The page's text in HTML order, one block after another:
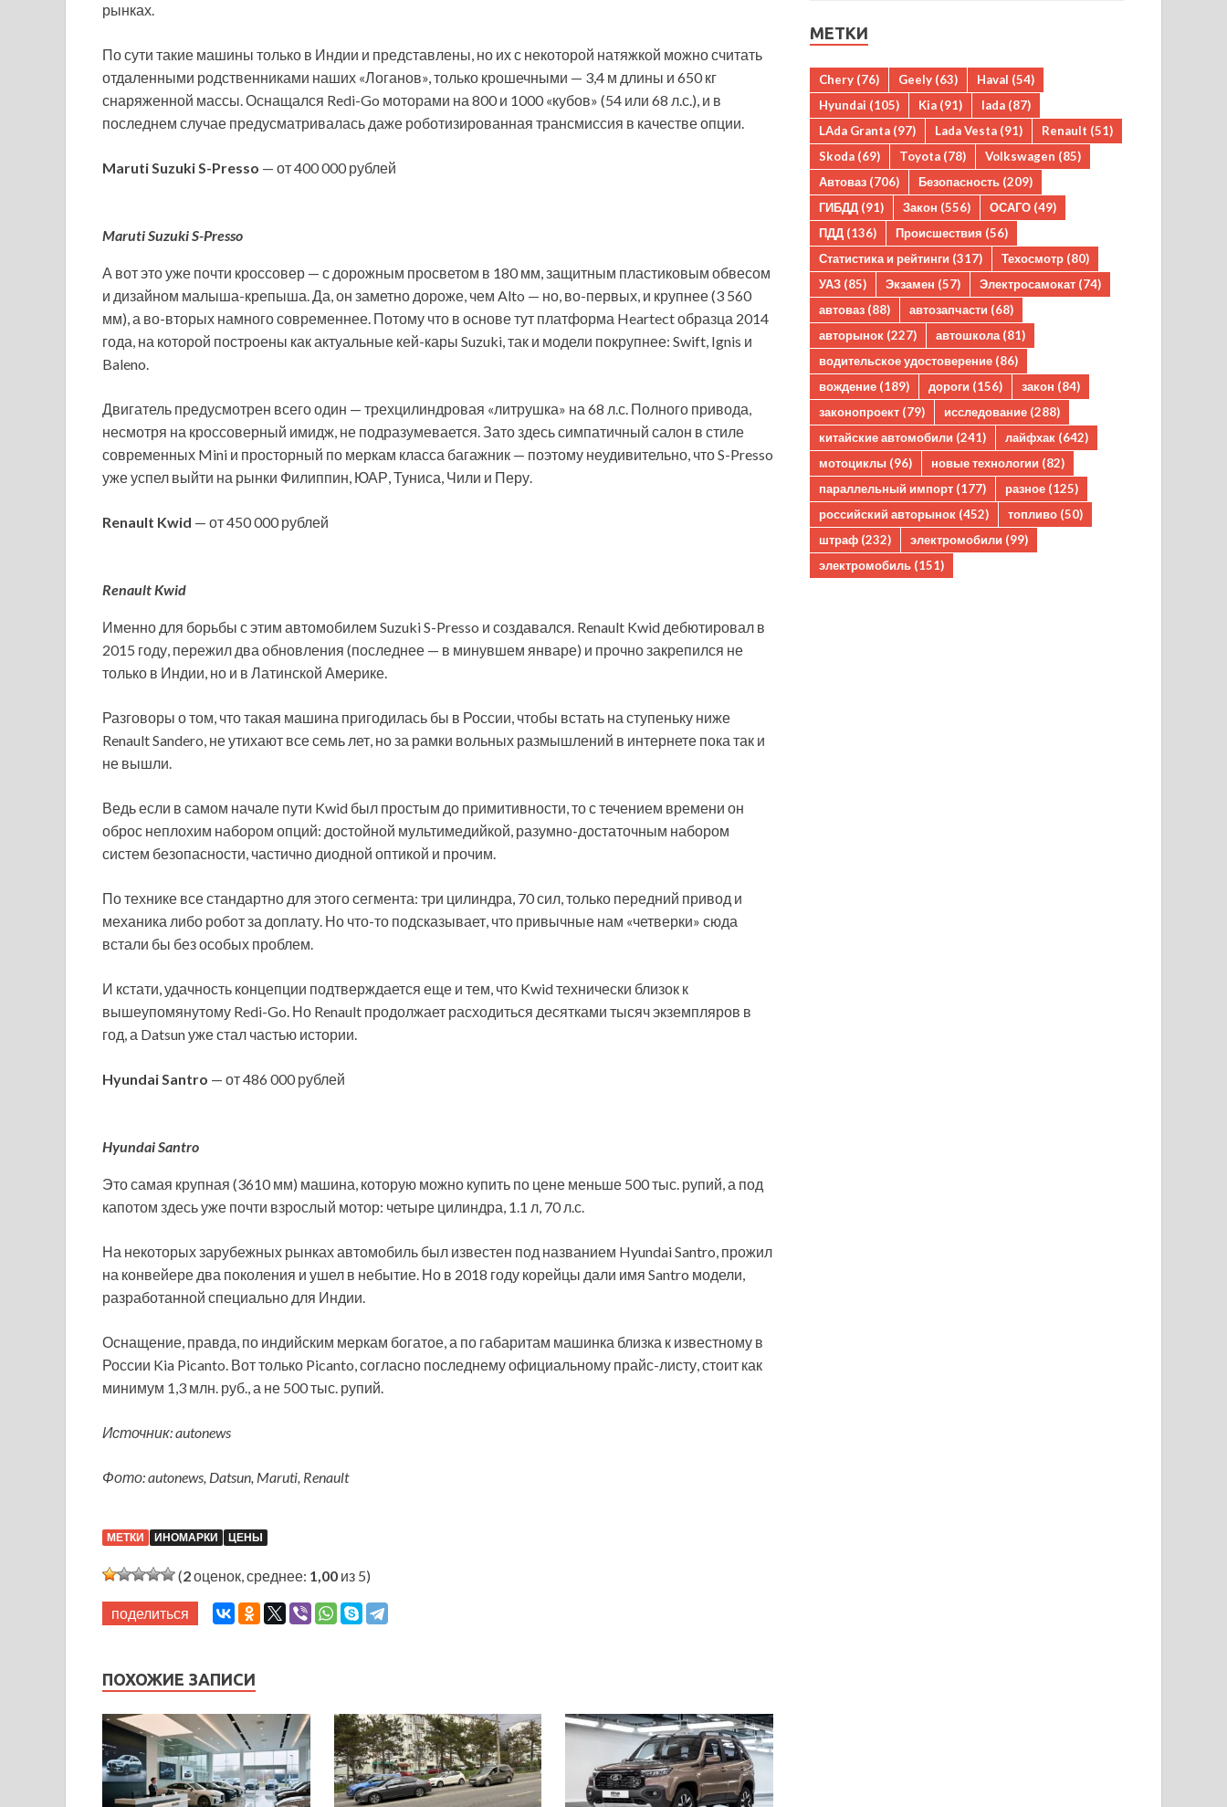
рынках.
По сути такие машины только в Индии и представлены, но их с некоторой натяжкой можно считать
отдаленными родственниками наших «Логанов», только крошечными — 3,4 м длины и 650 кг
снаряженной массы. Оснащался Redi-Go моторами на 800 и 1000 «кубов» (54 или 68 л.с.), и в
последнем случае предусматривалась даже роботизированная трансмиссия в качестве опции.
Maruti Suzuki S-Presso — от 400 000 рублей
Maruti Suzuki S-Presso
А вот это уже почти кроссовер — с дорожным просветом в 180 мм, защитным пластиковым обвесом
и дизайном малыша-крепыша. Да, он заметно дороже, чем Alto — но, во-первых, и крупнее (3 560
мм), а во-вторых намного современнее. Потому что в основе тут платформа Heartect образца 2014
года, на которой построены как актуальные кей-кары Suzuki, так и модели покрупнее: Swift, Ignis и
Baleno.
Двигатель предусмотрен всего один — трехцилиндровая «литрушка» на 68 л.с. Полного привода,
несмотря на кроссоверный имидж, не подразумевается. Зато здесь симпатичный салон в стиле
современных Mini и просторный по меркам класса багажник — поэтому неудивительно, что S-Presso
уже успел выйти на рынки Филиппин, ЮАР, Туниса, Чили и Перу.
Renault Kwid — от 450 000 рублей
Renault Kwid
Именно для борьбы с этим автомобилем Suzuki S-Presso и создавался. Renault Kwid дебютировал в
2015 году, пережил два обновления (последнее — в минувшем январе) и прочно закрепился не
только в Индии, но и в Латинской Америке.
Разговоры о том, что такая машина пригодилась бы в России, чтобы встать на ступеньку ниже
Renault Sandero, не утихают все семь лет, но за рамки вольных размышлений в интернете пока так и
не вышли.
Ведь если в самом начале пути Kwid был простым до примитивности, то с течением времени он
оброс неплохим набором опций: достойной мультимедийкой, разумно-достаточным набором
систем безопасности, частично диодной оптикой и прочим.
По технике все стандартно для этого сегмента: три цилиндра, 70 сил, только передний привод и
механика либо робот за доплату. Но что-то подсказывает, что привычные нам «четверки» сюда
встали бы без особых проблем.
И кстати, удачность концепции подтверждается еще и тем, что Kwid технически близок к
вышеупомянутому Redi-Go. Но Renault продолжает расходиться десятками тысяч экземпляров в
год, а Datsun уже стал частью истории.
Hyundai Santro — от 486 000 рублей
Hyundai Santro
Это самая крупная (3610 мм) машина, которую можно купить по цене меньше 500 тыс. рупий, а под
капотом здесь уже почти взрослый мотор: четыре цилиндра, 1.1 л, 70 л.с.
На некоторых зарубежных рынках автомобиль был известен под названием Hyundai Santro, прожил
на конвейере два поколения и ушел в небытие. Но в 2018 году корейцы дали имя Santro модели,
разработанной специально для Индии.
Оснащение, правда, по индийским меркам богатое, а по габаритам машинка близка к известному в
России Kia Picanto. Вот только Picanto, согласно последнему официальному прайс-листу, стоит как
минимум 1,3 млн. руб., а не 500 тыс. рупий.
Источник: autonews
Фото: autonews, Datsun, Maruti, Renault
МЕТКИ ИНОМАРКИ ЦЕНЫ
(2оценок, среднее: 1,00 из 5)
поделиться
ПОХОЖИЕ ЗАПИСИ
МЕТКИ
Chery (76) Geely (63) Haval (54)
Hyundai (105) Kia (91) lada (87)
LAda Granta (97) Lada Vesta (91) Renault (51)
Skoda (69) Toyota (78) Volkswagen (85)
Автоваз (706) Безопасность (209)
ГИБДД (91) Закон (556) ОСАГО (49)
ПДД (136) Происшествия (56)
Статистика и рейтинги (317) Техосмотр (80)
УАЗ (85) Экзамен (57) Электросамокат (74)
автоваз (88) автозапчасти (68)
авторынок (227) автошкола (81)
водительское удостоверение (86)
вождение (189) дороги (156) закон (84)
законопроект (79) исследование (288)
китайские автомобили (241) лайфхак (642)
мотоциклы (96) новые технологии (82)
параллельный импорт (177) разное (125)
российский авторынок (452) топливо (50)
штраф (232) электромобили (99)
электромобиль (151)